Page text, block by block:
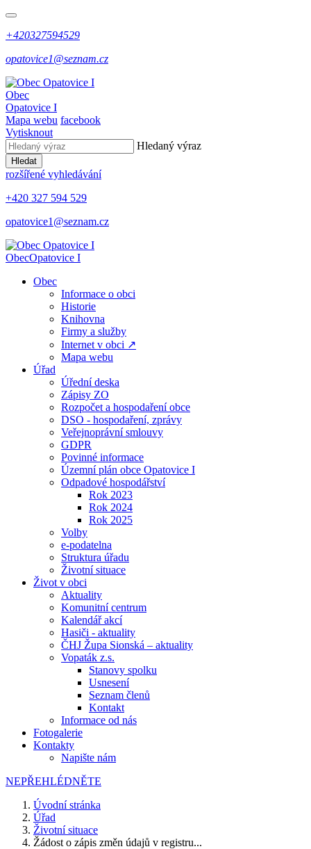
+420327594529
opatovice1@seznam.cz
Obec
Opatovice I
Mapa webu facebook
Vytisknout
Hledaný výraz
Hledat
rozšířené vyhledávání
+420 327 594 529
opatovice1@seznam.cz
ObecOpatovice I
Obec
Informace o obci
Historie
Knihovna
Firmy a služby
Internet v obci ↗
Mapa webu
Úřad
Úřední deska
Zápisy ZO
Rozpočet a hospodaření obce
DSO - hospodaření, zprávy
Veřejnoprávní smlouvy
GDPR
Povinné informace
Územní plán obce Opatovice I
Odpadové hospodářství
Rok 2023
Rok 2024
Rok 2025
Volby
e-podatelna
Struktura úřadu
Životní situace
Život v obci
Aktuality
Komunitní centrum
Kalendář akcí
Hasiči - aktuality
ČHJ Župa Sionská – aktuality
Vopaták z.s.
Stanovy spolku
Usnesení
Seznam členů
Kontakt
Informace od nás
Fotogalerie
Kontakty
Napište nám
NEPŘEHLÉDNĚTE
Úvodní stránka
Úřad
Životní situace
Žádost o zápis změn údajů v registru...